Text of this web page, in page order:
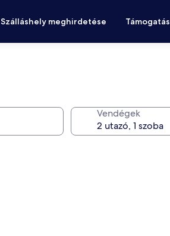
Szálláshely meghirdetése Támogatás
Vendégek